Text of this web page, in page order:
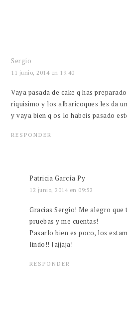
Sergio
11 junio, 2014 en 19:40
Vaya pasada de cake q has
riquisimo y los albaricoques les da
y vaya bien q os lo habeis pasado
RESPONDER
Patricia García Py
12 junio, 2014 en 09:52
Gracias Sergio! Me alegro
pruebas y me cuentas!
Pasarlo bien es poco, los
lindo!! Jajjaja!
RESPONDER